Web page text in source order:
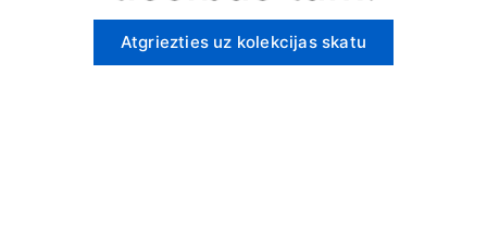
Atgriezties uz kolekcijas skatu